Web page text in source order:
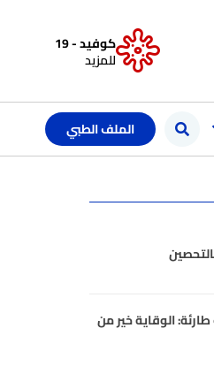
كوفيد - 19
للمزيد
الملف الطبي
الوقاية خير من